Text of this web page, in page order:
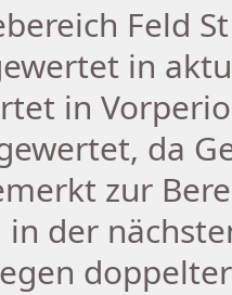
Feld
in
in
da
zur
in der